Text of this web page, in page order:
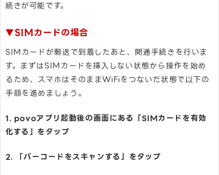
続きが可能です。
▼SIMカードの場合
SIMカードが郵送で到着したあと、開通手続きを行いま
す。まずはSIMカードを挿入しない状態から操作を始め
るため、スマホはそのままWiFiをつないだ状態で以下の
手順を進めましょう。
1. povoアプリ起動後の画面にある「SIMカードを有効
化する」をタップ
2. 「バーコードをスキャンする」をタップ